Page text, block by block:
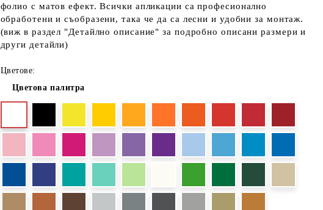
фолио с матов ефект. Всички апликации са професионално
обработени и съобразени, така че да са лесни и удобни за монтаж.
(виж в раздел "Детайлно описание" за подробно описани размери и
други детайли)
Цветове:
Цветова палитра